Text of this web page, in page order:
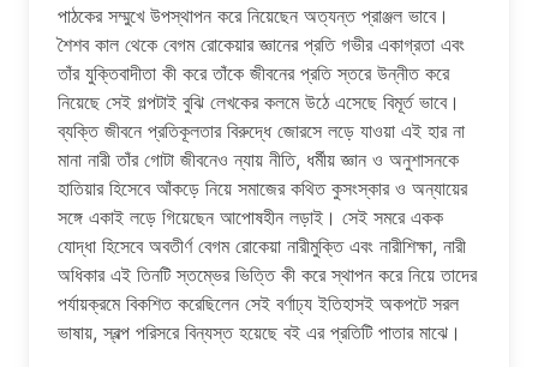
পাঠকের সম্মুখে উপস্থাপন করে নিয়েছেন অত্যন্ত প্রাঞ্জল ভাবে।
শৈশব কাল থেকে বেগম রোকেয়ার জ্ঞানের প্রতি গভীর একাগ্রতা এবং
তাঁর যুক্তিবাদীতা কী করে তাঁকে জীবনের প্রতি স্তরে উন্নীত করে
নিয়েছে সেই গল্পটাই বুঝি লেখকের কলমে উঠে এসেছে বিমূর্ত ভাবে।
ব্যক্তি জীবনে প্রতিকূলতার বিরুদ্ধে জোরসে লড়ে যাওয়া এই হার না
মানা নারী তাঁর গোটা জীবনেও ন্যায় নীতি, ধর্মীয় জ্ঞান ও অনুশাসনকে
হাতিয়ার হিসেবে আঁকড়ে নিয়ে সমাজের কথিত কুসংস্কার ও অন্যায়ের
সঙ্গে একাই লড়ে গিয়েছেন আপোষহীন লড়াই। সেই সমরে একক
যোদ্ধা হিসেবে অবতীর্ণ বেগম রোকেয়া নারীমুক্তি এবং নারীশিক্ষা, নারী
অধিকার এই তিনটি স্তম্ভের ভিত্তি কী করে স্থাপন করে নিয়ে তাদের
পর্যায়ক্রমে বিকশিত করেছিলেন সেই বর্ণাঢ্য ইতিহাসই অকপটে সরল
ভাষায়, স্বল্প পরিসরে বিন্যস্ত হয়েছে বই এর প্রতিটি পাতার মাঝে।